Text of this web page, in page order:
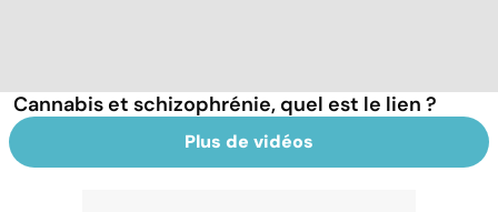
Cannabis et schizophrénie, quel est le lien ?
Plus de vidéos